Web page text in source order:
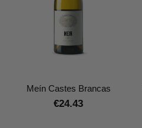
Meín Castes Brancas
€24.43